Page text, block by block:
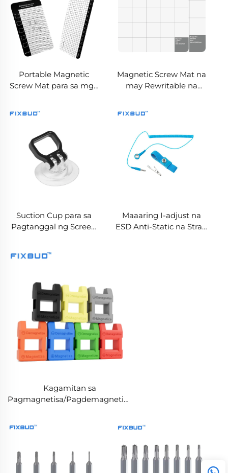
Portable Magnetic
Screw Mat para sa mga
Magnetic Screw Mat na
may Rewritable na
Suction Cup para sa
Pagtanggal ng Screen
Maaaring I-adjust na
ESD Anti-Static na Strap
Kagamitan sa
Pagmagnetisa/Pagdemagnetisa